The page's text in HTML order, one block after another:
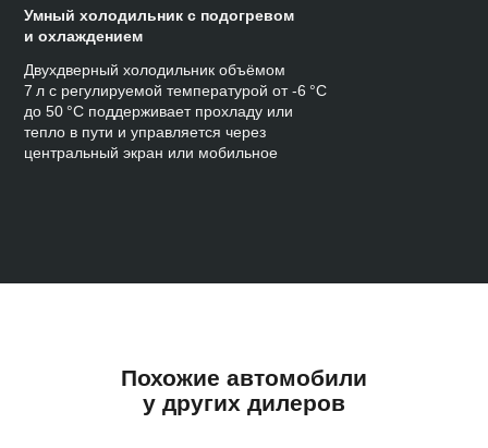
Умный холодильник с подогревом
и охлаждением
Двухдверный холодильник объёмом
7 л с регулируемой температурой от -6 °C
до 50 °C поддерживает прохладу или
тепло в пути и управляется через
центральный экран или мобильное
Похожие автомобили
у других дилеров